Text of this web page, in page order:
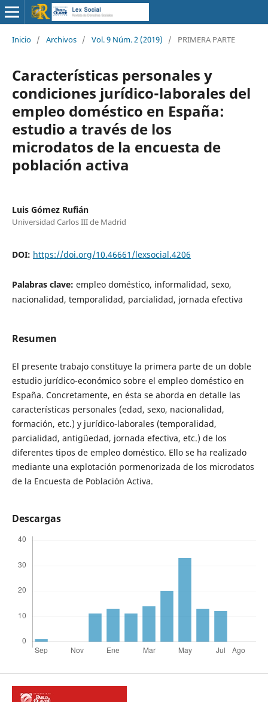
Inicio / Archivos / Vol. 9 Núm. 2 (2019) / PRIMERA PARTE
Características personales y
condiciones jurídico-laborales del
empleo doméstico en España:
estudio a través de los
microdatos de la encuesta de
población activa
Luis Gómez Rufián
Universidad Carlos III de Madrid
DOI: https://doi.org/10.46661/lexsocial.4206
Palabras clave: empleo doméstico, informalidad, sexo,
nacionalidad, temporalidad, parcialidad, jornada efectiva
Resumen
El presente trabajo constituye la primera parte de un doble
estudio jurídico-económico sobre el empleo doméstico en
España. Concretamente, en ésta se aborda en detalle las
características personales (edad, sexo, nacionalidad,
formación, etc.) y jurídico-laborales (temporalidad,
parcialidad, antigüedad, jornada efectiva, etc.) de los
diferentes tipos de empleo doméstico. Ello se ha realizado
mediante una explotación pormenorizada de los microdatos
de la Encuesta de Población Activa.
Descargas